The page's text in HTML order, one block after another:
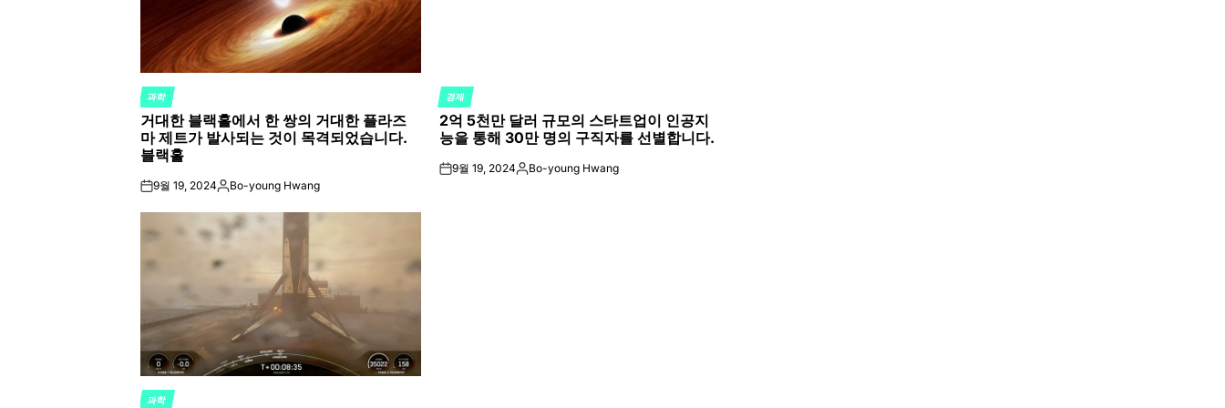
POSTED
IN
과학
거대한 블랙홀에서 한 쌍의 거대한 플라즈
마 제트가 발사되는 것이 목격되었습니다.
블랙홀
on9월 19, 2024Posted
Bo-young Hwang
POSTED
IN
경제
2억 5천만 달러 규모의 스타트업이 인공지
능을 통해 30만 명의 구직자를 선별합니다.
on9월 19, 2024Posted
Bo-young Hwang
과학